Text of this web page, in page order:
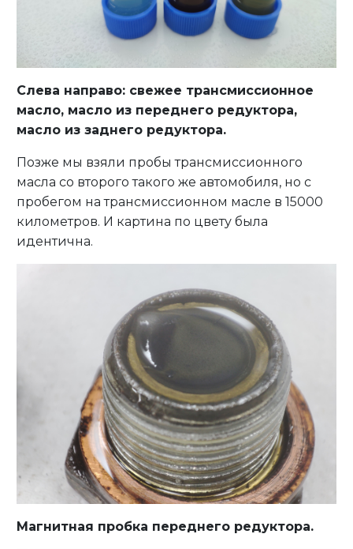
Слева направо: свежее трансмиссионное
масло, масло из переднего редуктора,
масло из заднего редуктора.
Позже мы взяли пробы трансмиссионного
масла со второго такого же автомобиля, но с
пробегом на трансмиссионном масле в 15000
километров. И картина по цвету была
идентична.
Магнитная пробка переднего редуктора.